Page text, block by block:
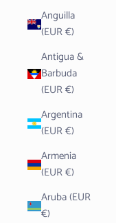
Anguilla
(EUR €)
Antigua &
Barbuda
(EUR €)
Argentina
(EUR €)
Armenia
(EUR €)
Aruba (EUR
€)